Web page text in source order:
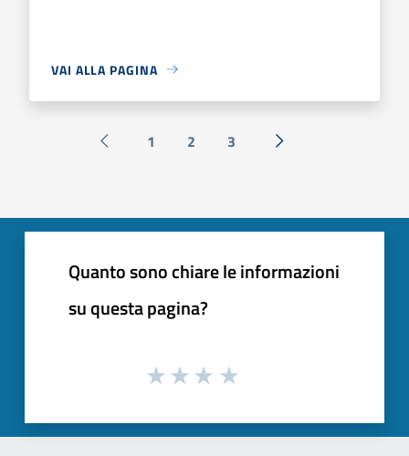
VAI ALLA PAGINA
Pagina precedente
1 2 3 Successiva »
Quanto sono chiare le informazioni
su questa pagina?